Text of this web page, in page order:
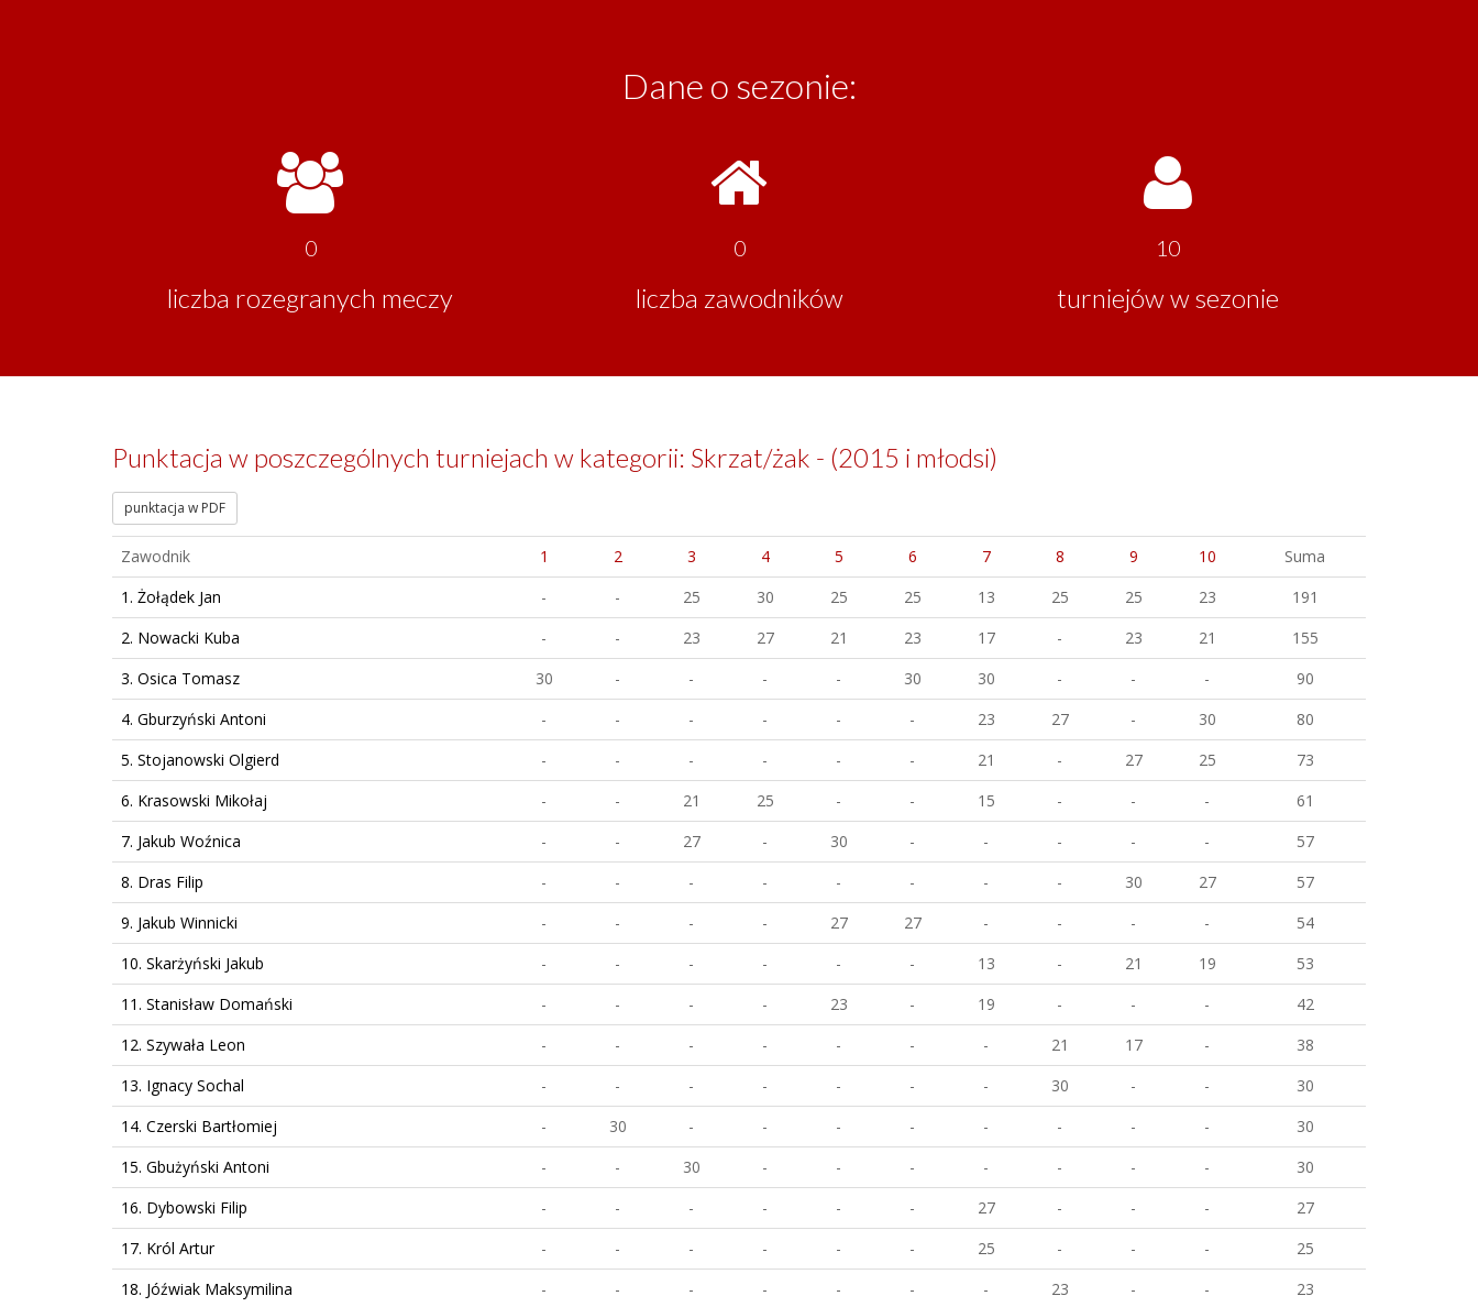
Dane o sezonie:
0
liczba rozegranych meczy
0
liczba zawodników
10
turniejów w sezonie
Punktacja w poszczególnych turniejach w kategorii: Skrzat/żak - (2015 i młodsi)
punktacja w PDF
Zawodnik 1 2 3 4 5 6 7 8 9 10
Suma
1. Żołądek Jan
- - 25 30 25 25 13 25 25 23
191
2. Nowacki Kuba
- - 23 27 21 23 17 - 23 21
155
3. Osica Tomasz
30 - - - - 30 30 - - -
90
4. Gburzyński Antoni
- - - - - - 23 27 - 30
80
5. Stojanowski Olgierd
- - - - - - 21 - 27 25
73
6. Krasowski Mikołaj
- - 21 25 - - 15 - - -
61
7. Jakub Woźnica
- - 27 - 30 - - - - -
57
8. Dras Filip
- - - - - - - - 30 27
57
9. Jakub Winnicki
- - - - 27 27 - - - -
54
10. Skarżyński Jakub
- - - - - - 13 - 21 19
53
11. Stanisław Domański
- - - - 23 - 19 - - -
42
12. Szywała Leon
- - - - - - - 21 17 -
38
13. Ignacy Sochal
- - - - - - - 30 - -
30
14. Czerski Bartłomiej
- 30 - - - - - - - -
30
15. Gbużyński Antoni
- - 30 - - - - - - -
30
16. Dybowski Filip
- - - - - - 27 - - -
27
17. Król Artur
- - - - - - 25 - - -
25
18. Jóźwiak Maksymilina
- - - - - - - 23 - - 23